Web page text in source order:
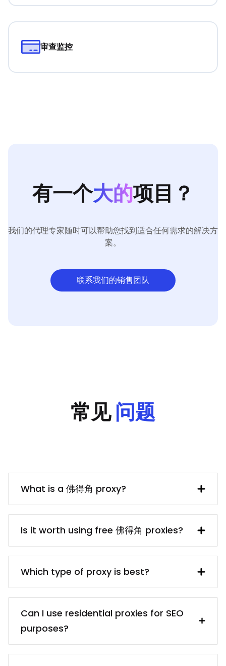
审查监控
有一个大的项目？
我们的代理专家随时可以帮助您找到适合任何需求的解决方
案。
联系我们的销售团队
常见问题
What is a 佛得角 proxy?
A 佛得角 IP address provided by a proxy
server. In turn, the proxy server obtains
said IP address from a UK resident. Using
British websites and services (e.g.
collecting data from them) much easier.
Is it worth using free 佛得角 proxies?
free 佛得角 proxy servers usually are
dangerous because of the privacy and
security risks. Even if finding a reliable
time, it’s worth it because paid proxies
usually come from reliable sources.
You’ll be sure that your proxies are
ethically obtained, and you won’t have
Which type of proxy is best?
There are different proxy types for
different targets: for example,
residential proxies (real devices) vs.
data center proxies (cheaper); static
proxies (better for services that require
Can I use residential proxies for SEO
purposes?
Certainly! Our residential proxies are